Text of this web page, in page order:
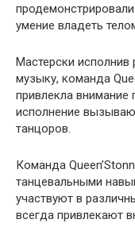
умение владеть
Мастерски
музыку, команда
привлекла внимание
исполнение
танцоров.
Команда
танцевальными
участвуют в
всегда привлекают